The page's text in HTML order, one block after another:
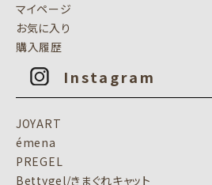
マイページ
お気に入り
購入履歴
Instagram
JOYART
émena
PREGEL
Bettygel/きまぐれキャット